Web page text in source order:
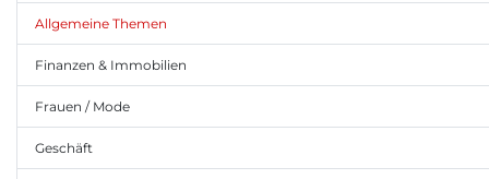
Allgemeine Themen
Finanzen & Immobilien
Frauen / Mode
Geschäft